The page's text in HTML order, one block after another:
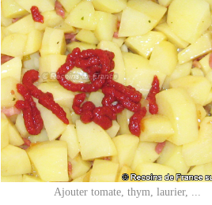
Ajouter tomate, thym, laurier, ...